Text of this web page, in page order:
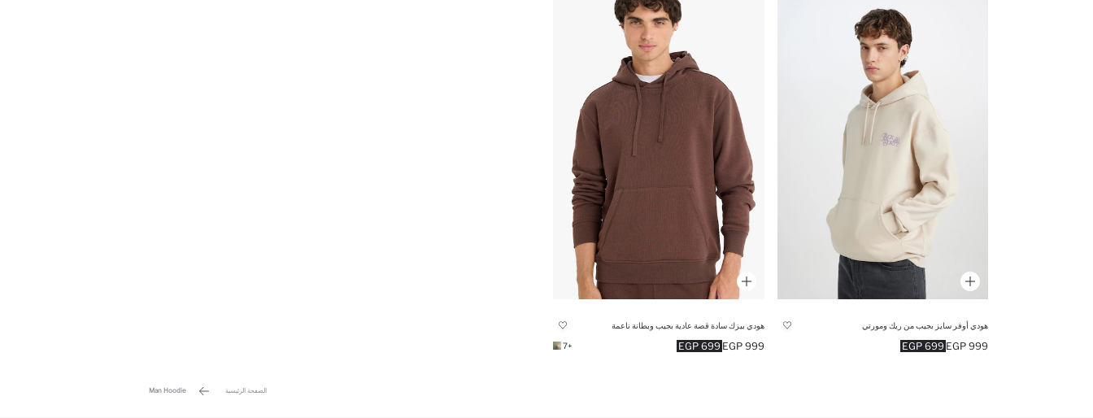
هودي أوفر سايز بجيب من ريك ومورتي
699 EGP 999 EGP
هودي بيزك سادة قصة عادية بجيب وبطانة ناعمة
699 EGP 999 EGP
+7
الصفحة الرئيسية Man Hoodie